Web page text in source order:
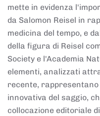
mette in evidenza
da Salomon Reisel in
medicina del tempo, e
della figura di Reisel
Society e l'Academia
elementi, analizzati
recente,
innovativa del saggio,
collocazione editoriale